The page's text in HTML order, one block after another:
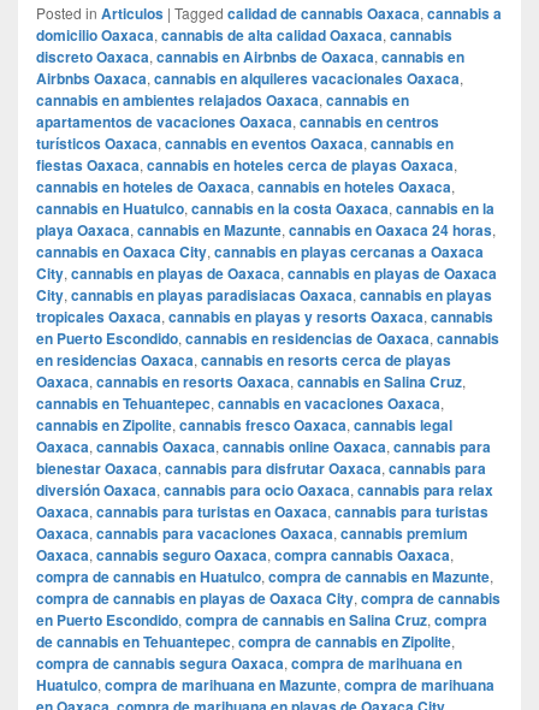
Posted in Articulos | Tagged calidad de cannabis Oaxaca, cannabis a
domicilio Oaxaca, cannabis de alta calidad Oaxaca, cannabis
discreto Oaxaca, cannabis en Airbnbs de Oaxaca, cannabis en
Airbnbs Oaxaca, cannabis en alquileres vacacionales Oaxaca,
cannabis en ambientes relajados Oaxaca, cannabis en
apartamentos de vacaciones Oaxaca, cannabis en centros
turísticos Oaxaca, cannabis en eventos Oaxaca, cannabis en
fiestas Oaxaca, cannabis en hoteles cerca de playas Oaxaca,
cannabis en hoteles de Oaxaca, cannabis en hoteles Oaxaca,
cannabis en Huatulco, cannabis en la costa Oaxaca, cannabis en la
playa Oaxaca, cannabis en Mazunte, cannabis en Oaxaca 24 horas,
cannabis en Oaxaca City, cannabis en playas cercanas a Oaxaca
City, cannabis en playas de Oaxaca, cannabis en playas de Oaxaca
City, cannabis en playas paradisiacas Oaxaca, cannabis en playas
tropicales Oaxaca, cannabis en playas y resorts Oaxaca, cannabis
en Puerto Escondido, cannabis en residencias de Oaxaca, cannabis
en residencias Oaxaca, cannabis en resorts cerca de playas
Oaxaca, cannabis en resorts Oaxaca, cannabis en Salina Cruz,
cannabis en Tehuantepec, cannabis en vacaciones Oaxaca,
cannabis en Zipolite, cannabis fresco Oaxaca, cannabis legal
Oaxaca, cannabis Oaxaca, cannabis online Oaxaca, cannabis para
bienestar Oaxaca, cannabis para disfrutar Oaxaca, cannabis para
diversión Oaxaca, cannabis para ocio Oaxaca, cannabis para relax
Oaxaca, cannabis para turistas en Oaxaca, cannabis para turistas
Oaxaca, cannabis para vacaciones Oaxaca, cannabis premium
Oaxaca, cannabis seguro Oaxaca, compra cannabis Oaxaca,
compra de cannabis en Huatulco, compra de cannabis en Mazunte,
compra de cannabis en playas de Oaxaca City, compra de cannabis
en Puerto Escondido, compra de cannabis en Salina Cruz, compra
de cannabis en Tehuantepec, compra de cannabis en Zipolite,
compra de cannabis segura Oaxaca, compra de marihuana en
Huatulco, compra de marihuana en Mazunte, compra de marihuana
, ,